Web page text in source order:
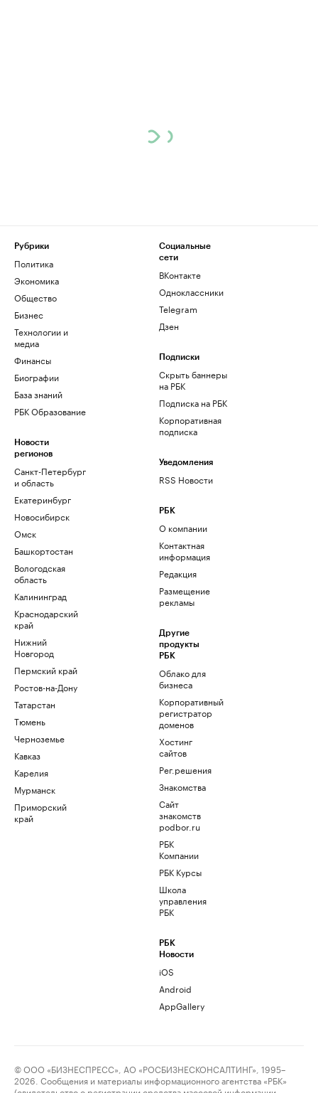
Рубрики
Политика
Экономика
Общество
Бизнес
Технологии и
медиа
Финансы
Биографии
База знаний
РБК Образование
Новости
регионов
Санкт-Петербург
и область
Екатеринбург
Новосибирск
Омск
Башкортостан
Вологодская
область
Калининград
Краснодарский
край
Нижний
Новгород
Пермский край
Ростов-на-Дону
Татарстан
Тюмень
Черноземье
Кавказ
Карелия
Мурманск
Приморский
край
Социальные
сети
ВКонтакте
Одноклассники
Telegram
Дзен
Подписки
Скрыть баннеры
на РБК
Подписка на РБК
Корпоративная
подписка
Уведомления
RSS Новости
РБК
О компании
Контактная
информация
Редакция
Размещение
рекламы
Другие
продукты
РБК
Облако для
бизнеса
Корпоративный
регистратор
доменов
Хостинг
сайтов
Рег.решения
Знакомства
Сайт
знакомств
podbor.ru
РБК
Компании
РБК Курсы
Школа
управления
РБК
РБК
Новости
iOS
Android
AppGallery
© ООО «БИЗНЕСПРЕСС», АО «РОСБИЗНЕСКОНСАЛТИНГ», 1995–
2026. Сообщения и материалы информационного агентства «РБК»